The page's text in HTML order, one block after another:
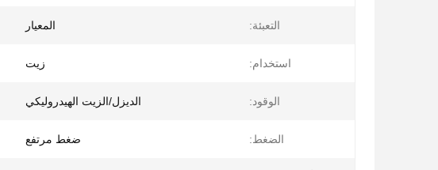
التعبئة: المعيار
استخدام: زيت
الوقود: الديزل/الزيت الهيدروليكي
الضغط: ضغط مرتفع